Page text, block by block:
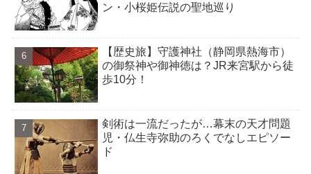
ン・小桜姫伝説の聖地巡り
【歴史旅】守護神社（静岡県熱海市）
の御祭神や御神徳は？JR来宮駅から徒
歩10分！
剣術は一流だったが…幕末の天才問題
児・仏生寺弥助のろくでなしエピソー
ド